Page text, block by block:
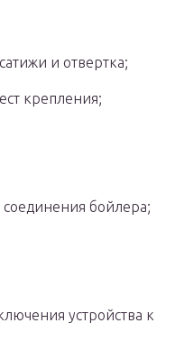
и отвертка;
крепления;
бойлера;
устройства к